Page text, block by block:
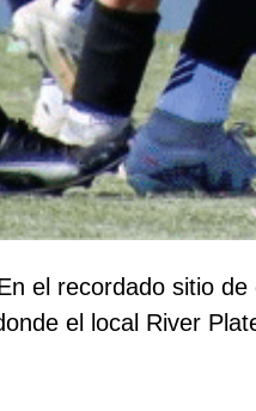
el recordado sitio
el local River